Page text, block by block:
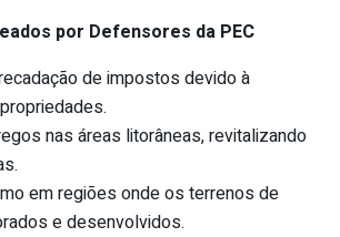
por Defensores da PEC
de impostos devido à
nas áreas litorâneas, revitalizando
em regiões onde os terrenos de
e desenvolvidos.